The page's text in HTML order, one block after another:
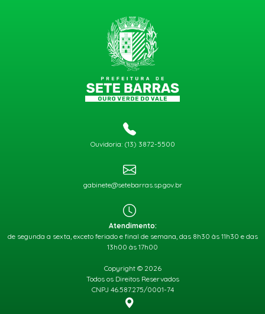
Ouvidoria: (13) 3872-5500
gabinete@setebarras.sp.gov.br
Atendimento:
de segunda a sexta, exceto feriado e final de semana, das 8h30 às 11h30 e das
13h00 às 17h00
Copyright © 2026
Todos os Direitos Reservados
CNPJ 46.587.275/0001-74